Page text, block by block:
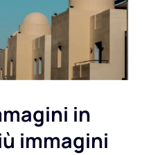
in
immagini